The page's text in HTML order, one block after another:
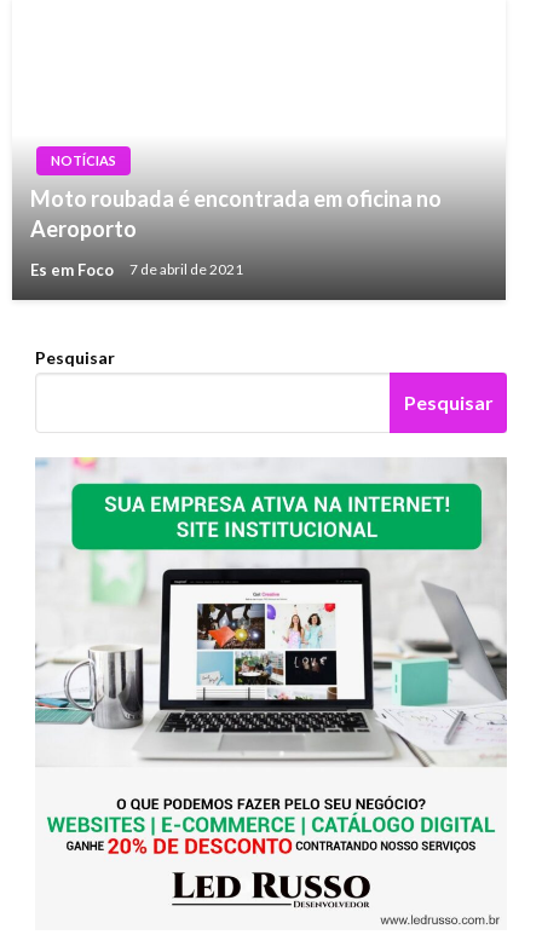
NOTÍCIAS
Moto roubada é encontrada em oficina no
Aeroporto
Es em Foco 7 de abril de 2021
Pesquisar
Pesquisar